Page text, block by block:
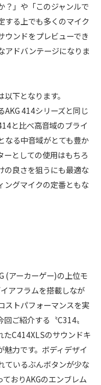
？」や「このジャンルで
する上でも多くのマイク
ウンドをプレビューでき
アドバンテージになりま
下となります。
AKG 414シリーズと同じ
と比べ高音域のブライ
なる中音域がとても豊か
ーとしての使用はもちろ
の良さを狙うにも最適な
ングマイクの定番ともな
(アーカーゲー)の上位モ
アフラムを搭載しなが
ストパフォーマンスを実
ご紹介する〝C314〟
たC414XLSのサウンドキ
力です。ボディデザイ
ているぶんボタンが少な
おりAKGのエンブレム